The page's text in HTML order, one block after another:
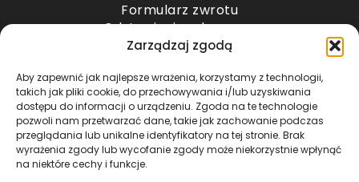
Zarządzaj zgodą
Aby zapewnić jak najlepsze wrażenia, korzystamy z technologii,
takich jak pliki cookie, do przechowywania i/lub uzyskiwania
dostępu do informacji o urządzeniu. Zgoda na te technologie
pozwoli nam przetwarzać dane, takie jak zachowanie podczas
przeglądania lub unikalne identyfikatory na tej stronie. Brak
wyrażenia zgody lub wycofanie zgody może niekorzystnie wpłynąć
na niektóre cechy i funkcje.
Formularz zwrotu
Odstąpienie od umowy
Odstąpienie od umowy – przesyłki paletowe
METODY PŁATNOŚCI